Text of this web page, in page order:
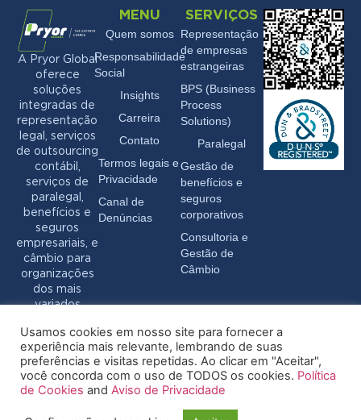
A Pryor Global
oferece
soluções
integradas de
representação
legal, serviços
de outsourcing
contábil,
serviços de
paralegal,
benefícios e
seguros
empresariais, e
câmbio para
organizações
dos mais
variados
MENU
Quem somos
Responsabilidade
Social
Insights
Carreira
Contato
Termos legais e
Privacidade
Canal de
Denúncias
SERVIÇOS
Representação
de empresas
estrangeiras
BPS (Business
Process
Solutions)
Paralegal
Gestão de
benefícios e
seguros
corporativos
Consultoria e
Gestão de
Câmbio
Usamos cookies em nosso site para fornecer a
experiência mais relevante, lembrando de suas
preferências e visitas repetidas. Ao clicar em "Aceitar",
você concorda com o uso de TODOS os cookies. Política
de Cookies and Aviso de Privacidade